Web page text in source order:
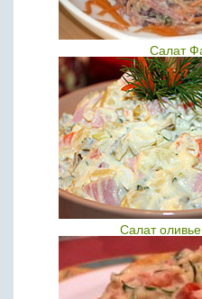
Салат
Салат